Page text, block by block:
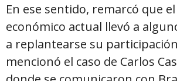
En ese sentido, remarcó que
económico actual llevó a
a replantearse su
mencionó el caso de Carlos